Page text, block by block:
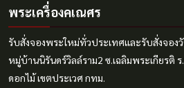
พระเครื่องคเณศร
รับสั่งจองพระใหม่ทั่วประเทศและรับสั่งจอง
หมู่บ้านนิรันดร์วิลล์ราม2 ซ.เฉลิมพระเกียรติ
ดอกไม้ เขตประเวศ กทม.